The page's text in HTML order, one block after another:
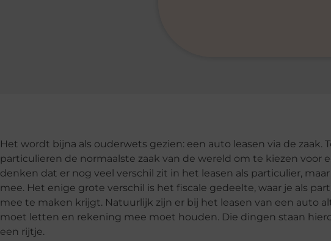
Het wordt bijna als ouderwets gezien: een auto leasen via de zaak.
particulieren de normaalste zaak van de wereld om te kiezen voor
denken dat er nog veel verschil zit in het leasen als particulier,
mee. Het enige grote verschil is het fiscale gedeelte, waar je als
mee te maken krijgt. Natuurlijk zijn er bij het leasen van een auto
moet letten en rekening mee moet houden. Die dingen staan
een rijtje.